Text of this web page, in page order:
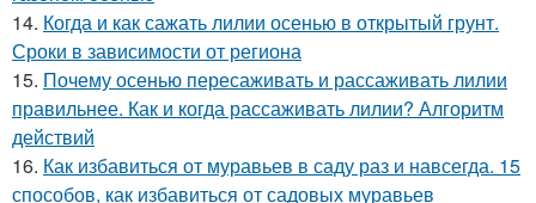
14. Когда и как сажать лилии осенью в открытый грунт.
Сроки в зависимости от региона
15. Почему осенью пересаживать и рассаживать лилии
правильнее. Как и когда рассаживать лилии? Алгоритм
действий
16. Как избавиться от муравьев в саду раз и навсегда. 15
способов, как избавиться от садовых муравьев